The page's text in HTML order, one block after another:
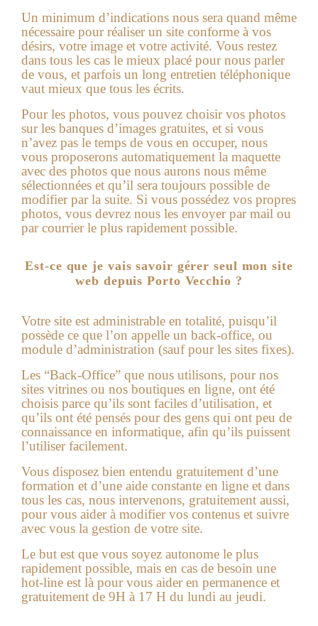
Un minimum d’indications nous sera quand même
nécessaire pour réaliser un site conforme à vos
désirs, votre image et votre activité. Vous restez
dans tous les cas le mieux placé pour nous parler
de vous, et parfois un long entretien téléphonique
vaut mieux que tous les écrits.
Pour les photos, vous pouvez choisir vos photos
sur les banques d’images gratuites, et si vous
n’avez pas le temps de vous en occuper, nous
vous proposerons automatiquement la maquette
avec des photos que nous aurons nous même
sélectionnées et qu’il sera toujours possible de
modifier par la suite. Si vous possédez vos propres
photos, vous devrez nous les envoyer par mail ou
par courrier le plus rapidement possible.
Est-ce que je vais savoir gérer seul mon site
web depuis Porto Vecchio ?
Votre site est administrable en totalité, puisqu’il
possède ce que l’on appelle un back-office, ou
module d’administration (sauf pour les sites fixes).
Les “Back-Office” que nous utilisons, pour nos
sites vitrines ou nos boutiques en ligne, ont été
choisis parce qu’ils sont faciles d’utilisation, et
qu’ils ont été pensés pour des gens qui ont peu de
connaissance en informatique, afin qu’ils puissent
l’utiliser facilement.
Vous disposez bien entendu gratuitement d’une
formation et d’une aide constante en ligne et dans
tous les cas, nous intervenons, gratuitement aussi,
pour vous aider à modifier vos contenus et suivre
avec vous la gestion de votre site.
Le but est que vous soyez autonome le plus
rapidement possible, mais en cas de besoin une
hot-line est là pour vous aider en permanence et
gratuitement de 9H à 17 H du lundi au jeudi.